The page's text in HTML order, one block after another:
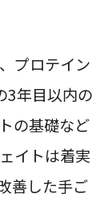
プロテイン
3年目以内の
の基礎など
イトは着実
善した手ご